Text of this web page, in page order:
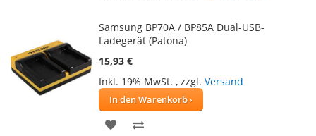
Samsung BP70A / BP85A Dual-USB-
Ladegerät (Patona)
15,93 €
Inkl. 19% MwSt. , zzgl. Versand
In den Warenkorb
ZUR